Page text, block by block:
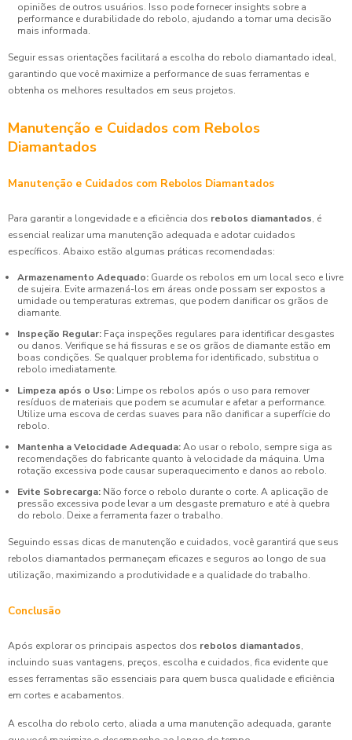
opiniões de outros usuários. Isso pode fornecer insights sobre a
performance e durabilidade do rebolo, ajudando a tomar uma decisão
mais informada.
Seguir essas orientações facilitará a escolha do rebolo diamantado ideal,
garantindo que você maximize a performance de suas ferramentas e
obtenha os melhores resultados em seus projetos.
Manutenção e Cuidados com Rebolos
Diamantados
Manutenção e Cuidados com Rebolos Diamantados
Para garantir a longevidade e a eficiência dos rebolos diamantados, é
essencial realizar uma manutenção adequada e adotar cuidados
específicos. Abaixo estão algumas práticas recomendadas:
Armazenamento Adequado: Guarde os rebolos em um local seco e livre
de sujeira. Evite armazená-los em áreas onde possam ser expostos a
umidade ou temperaturas extremas, que podem danificar os grãos de
diamante.
Inspeção Regular: Faça inspeções regulares para identificar desgastes
ou danos. Verifique se há fissuras e se os grãos de diamante estão em
boas condições. Se qualquer problema for identificado, substitua o
rebolo imediatamente.
Limpeza após o Uso: Limpe os rebolos após o uso para remover
resíduos de materiais que podem se acumular e afetar a performance.
Utilize uma escova de cerdas suaves para não danificar a superfície do
rebolo.
Mantenha a Velocidade Adequada:Ao usar o rebolo, sempre siga as
recomendações do fabricante quanto à velocidade da máquina. Uma
rotação excessiva pode causar superaquecimento e danos ao rebolo.
Evite Sobrecarga: Não force o rebolo durante o corte. A aplicação de
pressão excessiva pode levar a um desgaste prematuro e até à quebra
do rebolo. Deixe a ferramenta fazer o trabalho.
Seguindo essas dicas de manutenção e cuidados, você garantirá que seus
rebolos diamantados permaneçam eficazes e seguros ao longo de sua
utilização, maximizando a produtividade e a qualidade do trabalho.
Conclusão
Após explorar os principais aspectos dos rebolos diamantados,
incluindo suas vantagens, preços, escolha e cuidados, fica evidente que
esses ferramentas são essenciais para quem busca qualidade e eficiência
em cortes e acabamentos.
A escolha do rebolo certo, aliada a uma manutenção adequada, garante